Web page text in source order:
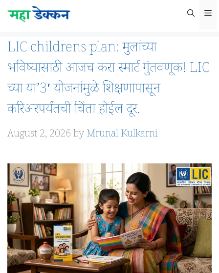
Skip
LIC childrens plan: मुलांच्या
भविष्यासाठी आजच करा स्मार्ट गुंतवणूक! LIC
च्या या’3′ योजनांमुळे शिक्षणापासून
करिअरपर्यंतची चिंता होईल दूर.
August 2, 2026byMrunal Kulkarni